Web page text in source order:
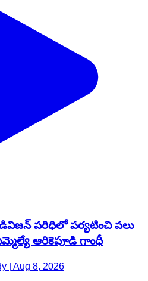
డివిజన్ పరిధిలో పర్యటించి పలు
ఆరికెపూడి గాంధీ
| Aug 8, 2026